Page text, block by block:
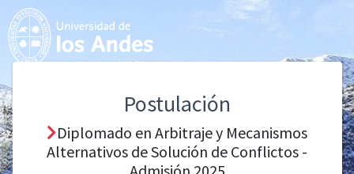
Postulación
Diplomado en Arbitraje y Mecanismos
Alternativos de Solución de Conflictos -